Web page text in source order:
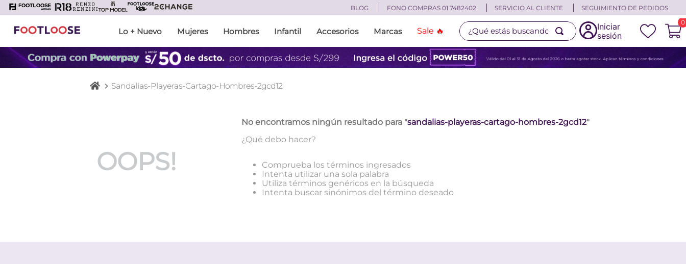
BLOG FONO COMPRAS 01 7482402 SERVICIO AL CLIENTE SEGUIMIENTO DE PEDIDOS
Lo + Nuevo Mujeres Hombres Infantil Accesorios Marcas Sale 🔥
¿Qué estás buscando?
Iniciar
sesión
0
Sandalias-Playeras-Cartago-Hombres-2gcd12
OOPS!
No encontramos ningún resultado para "sandalias-playeras-cartago-hombres-2gcd12"
¿Qué debo hacer?
Comprueba los términos ingresados
Intenta utilizar una sola palabra
Utiliza términos genéricos en la búsqueda
Intenta buscar sinónimos del término deseado
1. botas
2. sandalias
botines
zapatillas
sandalias mujer
zapatillas hombre